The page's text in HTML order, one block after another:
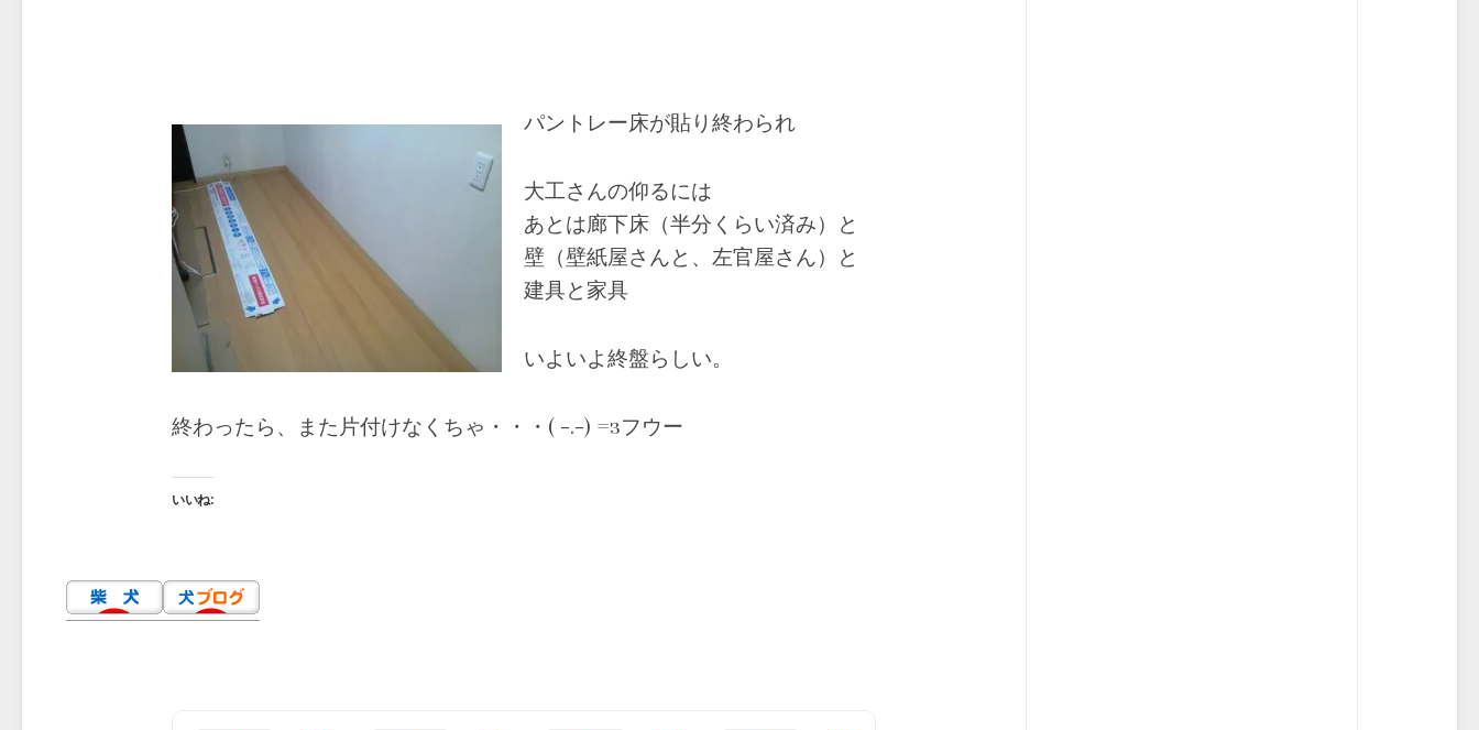
パントレー床が貼り終わられ
大工さんの仰るには
あとは廊下床（半分くらい済み）と
壁（壁紙屋さんと、左官屋さん）と
建具と家具
いよいよ終盤らしい。
終わったら、また片付けなくちゃ・・・( -.-) =зフウー
いいね: